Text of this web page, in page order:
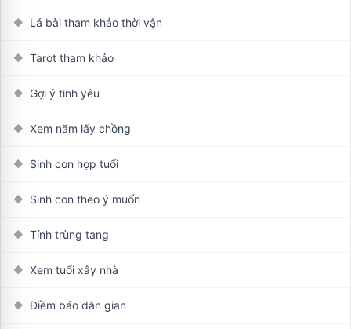
◆ Lá bài tham khảo thời vận
◆ Tarot tham khảo
◆ Gợi ý tình yêu
◆ Xem năm lấy chồng
◆ Sinh con hợp tuổi
◆ Sinh con theo ý muốn
◆ Tính trùng tang
◆ Xem tuổi xây nhà
◆ Điềm báo dân gian